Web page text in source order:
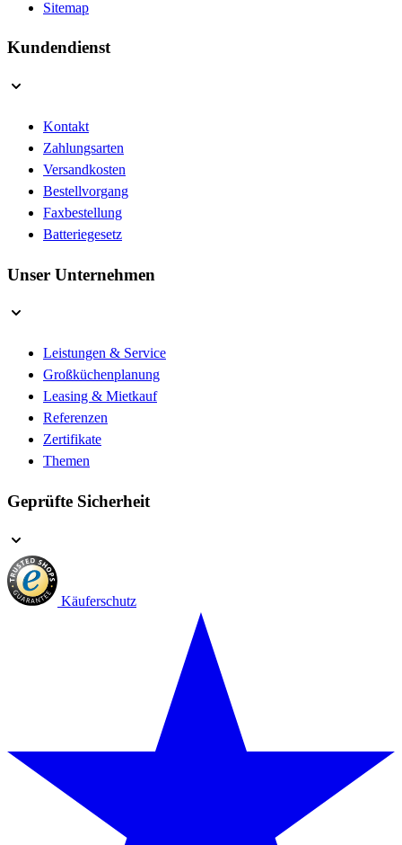
Sitemap
Kundendienst
Kontakt
Zahlungsarten
Versandkosten
Bestellvorgang
Faxbestellung
Batteriegesetz
Unser Unternehmen
Leistungen & Service
Großküchenplanung
Leasing & Mietkauf
Referenzen
Zertifikate
Themen
Geprüfte Sicherheit
Käuferschutz